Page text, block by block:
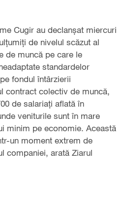
Cugir au declanșat miercuri
de nivelul scăzut al
de muncă pe care le
standardelor
fondul întârzierii
contract colectiv de muncă,
de salariați aflată în
veniturile sunt în mare
minim pe economie. Această
un moment extrem de
companiei, arată Ziarul